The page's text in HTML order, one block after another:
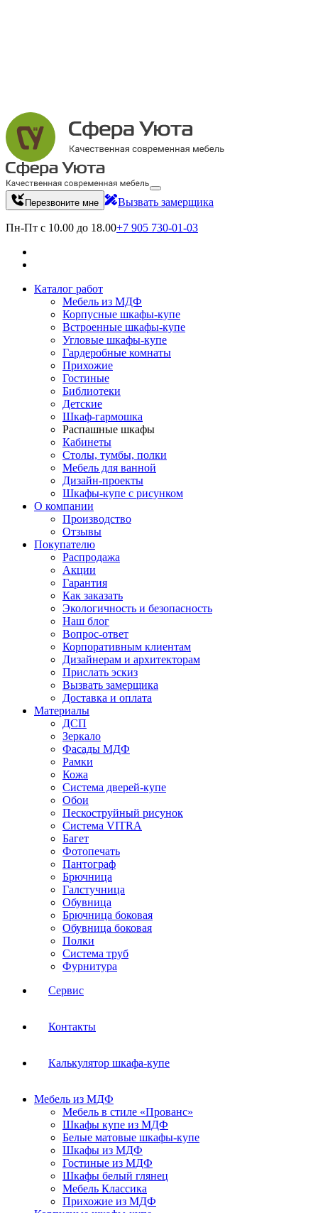
Перезвоните мне Вызвать замерщика
Пн-Пт с 10.00 до 18.00+7 905 730-01-03
Каталог работ
Мебель из МДФ
Корпусные шкафы-купе
Встроенные шкафы-купе
Угловые шкафы-купе
Гардеробные комнаты
Прихожие
Гостиные
Библиотеки
Детские
Шкаф-гармошка
Распашные шкафы
Кабинеты
Столы, тумбы, полки
Мебель для ванной
Дизайн-проекты
Шкафы-купе с рисунком
О компании
Производство
Отзывы
Покупателю
Распродажа
Акции
Гарантия
Как заказать
Экологичность и безопасность
Наш блог
Вопрос-ответ
Корпоративным клиентам
Дизайнерам и архитекторам
Прислать эскиз
Вызвать замерщика
Доставка и оплата
Материалы
ДСП
Зеркало
Фасады МДФ
Рамки
Кожа
Система дверей-купе
Обои
Пескоструйный рисунок
Система VITRA
Багет
Фотопечать
Пантограф
Брючница
Галстучница
Обувница
Брючница боковая
Обувница боковая
Полки
Система труб
Фурнитура
Сервис
Контакты
Калькулятор шкафа-купе
Мебель из МДФ
Мебель в стиле «Прованс»
Шкафы купе из МДФ
Белые матовые шкафы-купе
Шкафы из МДФ
Гостиные из МДФ
Шкафы белый глянец
Мебель Классика
Прихожие из МДФ